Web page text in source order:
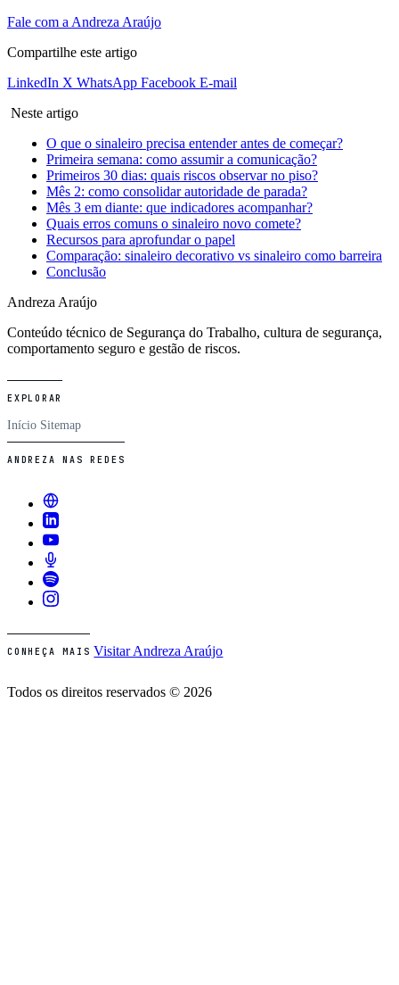
Fale com a Andreza Araújo
Compartilhe este artigo
LinkedIn X WhatsApp Facebook E-mail
Neste artigo
O que o sinaleiro precisa entender antes de começar?
Primeira semana: como assumir a comunicação?
Primeiros 30 dias: quais riscos observar no piso?
Mês 2: como consolidar autoridade de parada?
Mês 3 em diante: que indicadores acompanhar?
Quais erros comuns o sinaleiro novo comete?
Recursos para aprofundar o papel
Comparação: sinaleiro decorativo vs sinaleiro como barreira
Conclusão
Andreza Araújo
Conteúdo técnico de Segurança do Trabalho, cultura de segurança,
comportamento seguro e gestão de riscos.
EXPLORAR
Início Sitemap
ANDREZA NAS REDES
CONHEÇA MAIS Visitar Andreza Araújo
Todos os direitos reservados © 2026